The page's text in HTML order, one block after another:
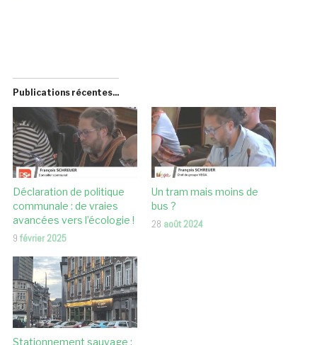
Publications récentes...
Déclaration de politique
communale : de vraies
avancées vers l’écologie !
9 février 2025
Un tram mais moins de
bus ?
28 août 2024
Stationnement sauvage :